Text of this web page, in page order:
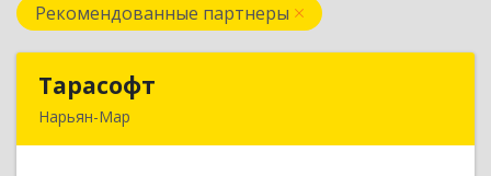
Рекомендованные партнеры
Тарасофт
Нарьян-Мар